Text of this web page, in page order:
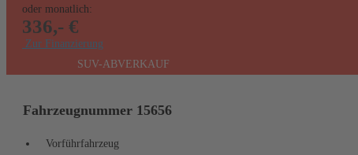
oder monatlich:
336,- €
Zur Finanzierung
SUV-ABVERKAUF
Fahrzeugnummer 15656
Vorführfahrzeug